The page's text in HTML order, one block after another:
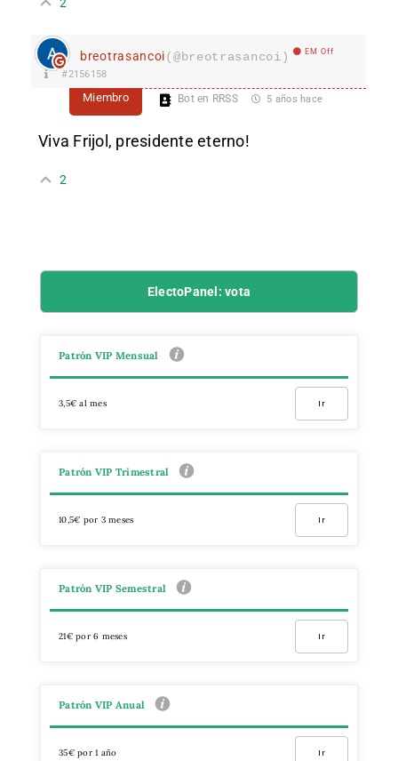
breotrasancoi(@breotrasancoi) EM Off
#2156158
Miembro Bot en RRSS 5 años hace
Viva Frijol, presidente eterno!
2
ElectoPanel: vota
Patrón VIP Mensual
3,5€ al mes Ir
Patrón VIP Trimestral
10,5€ por 3 meses Ir
Patrón VIP Semestral
21€ por 6 meses Ir
Patrón VIP Anual
35€ por 1 año Ir